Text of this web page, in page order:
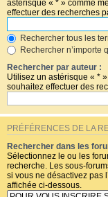
astérisque « * » comme
effectuer des recherches
Rechercher tous les
Rechercher n’importe
Rechercher par auteur :
Utilisez un astérisque « *
souhaitez effectuer des
PRÉFÉRENCES DE LA
Rechercher dans les
Sélectionnez le ou les
recherche. Les sous-
si vous ne désactivez pas
affichée ci-dessous.